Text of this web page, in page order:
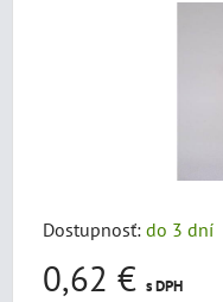
Dostupnosť: do 3 dní
0,62 € s DPH